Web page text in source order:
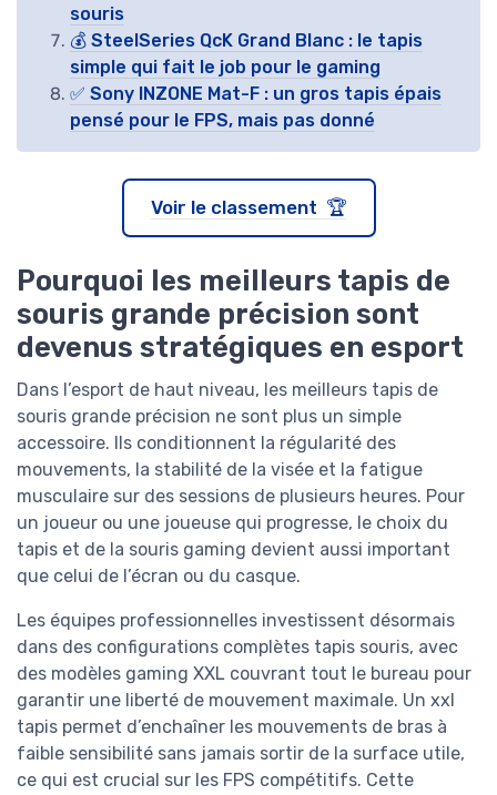
souris
💰 SteelSeries QcK Grand Blanc : le tapis
simple qui fait le job pour le gaming
✅ Sony INZONE Mat-F : un gros tapis épais
pensé pour le FPS, mais pas donné
Voir le classement 🏆
Pourquoi les meilleurs tapis de
souris grande précision sont
devenus stratégiques en esport
Dans l’esport de haut niveau, les meilleurs tapis de
souris grande précision ne sont plus un simple
accessoire. Ils conditionnent la régularité des
mouvements, la stabilité de la visée et la fatigue
musculaire sur des sessions de plusieurs heures. Pour
un joueur ou une joueuse qui progresse, le choix du
tapis et de la souris gaming devient aussi important
que celui de l’écran ou du casque.
Les équipes professionnelles investissent désormais
dans des configurations complètes tapis souris, avec
des modèles gaming XXL couvrant tout le bureau pour
garantir une liberté de mouvement maximale. Un xxl
tapis permet d’enchaîner les mouvements de bras à
faible sensibilité sans jamais sortir de la surface utile,
ce qui est crucial sur les FPS compétitifs. Cette